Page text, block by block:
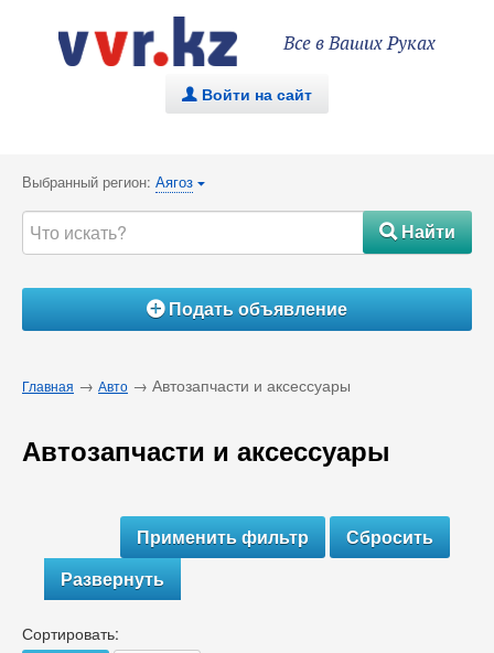
Все в Ваших Руках
. Войти на сайт
Выбранный регион: Аягоз {
#Найти
ÁПодать объявление
Главная → Авто → Автозапчасти и аксессуары
Автозапчасти и аксессуары
Развернуть
Сортировать: